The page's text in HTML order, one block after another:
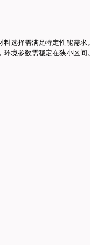
选择需满足特定性能需求。
境参数需稳定在狭小区间。